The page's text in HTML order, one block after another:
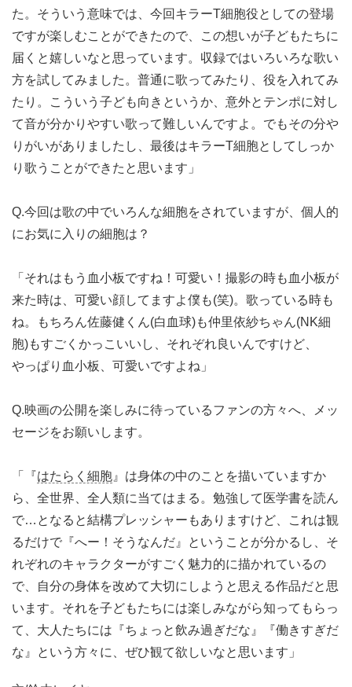
た。そういう意味では、今回キラーT細胞役としての登場
ですが楽しむことができたので、この想いが子どもたちに
届くと嬉しいなと思っています。収録ではいろいろな歌い
方を試してみました。普通に歌ってみたり、役を入れてみ
たり。こういう子ども向きというか、意外とテンポに対し
て音が分かりやすい歌って難しいんですよ。でもその分や
りがいがありましたし、最後はキラーT細胞としてしっか
り歌うことができたと思います」
Q.今回は歌の中でいろんな細胞をされていますが、個人的
にお気に入りの細胞は？
「それはもう血小板ですね！可愛い！撮影の時も血小板が
来た時は、可愛い顔してますよ僕も(笑)。歌っている時も
ね。もちろん佐藤健くん(白血球)も仲里依紗ちゃん(NK細
胞)もすごくかっこいいし、それぞれ良いんですけど、
やっぱり血小板、可愛いですよね」
Q.映画の公開を楽しみに待っているファンの方々へ、メッ
セージをお願いします。
「『はたらく細胞 』は身体の中のことを描いていますか
ら、全世界、全人類に当てはまる。勉強して医学書を読ん
で…となると結構プレッシャーもありますけど、これは観
るだけで『へー！そうなんだ』ということが分かるし、そ
れぞれのキャラクターがすごく魅力的に描かれているの
で、自分の身体を改めて大切にしようと思える作品だと思
います。それを子どもたちには楽しみながら知ってもらっ
て、大人たちには『ちょっと飲み過ぎだな』『働きすぎだ
な』という方々に、ぜひ観て欲しいなと思います」